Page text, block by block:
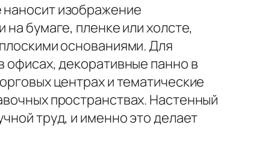
изображение
бумаге, пленке или холсте,
основаниями. Для
офисах, декоративные панно в
центрах и тематические
пространствах. Настенный
труд, и именно это делает